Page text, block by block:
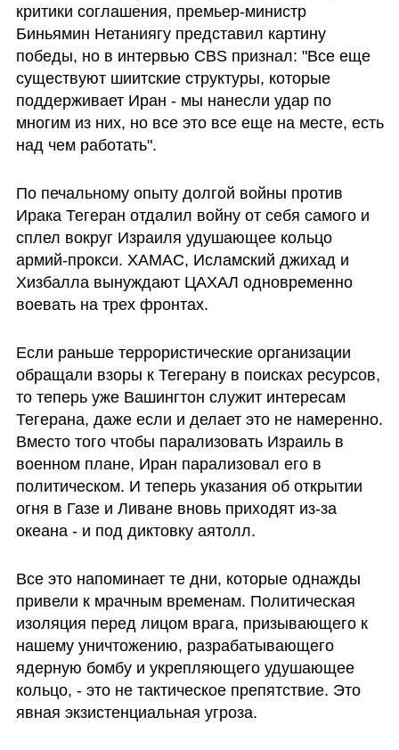
критики соглашения, премьер-министр
Биньямин Нетаниягу представил картину
победы, но в интервью CBS признал: "Все еще
существуют шиитские структуры, которые
поддерживает Иран - мы нанесли удар по
многим из них, но все это все еще на месте, есть
над чем работать".
По печальному опыту долгой войны против
Ирака Тегеран отдалил войну от себя самого и
сплел вокруг Израиля удушающее кольцо
армий-прокси. ХАМАС, Исламский джихад и
Хизбалла вынуждают ЦАХАЛ одновременно
воевать на трех фронтах.
Если раньше террористические организации
обращали взоры к Тегерану в поисках ресурсов,
то теперь уже Вашингтон служит интересам
Тегерана, даже если и делает это не намеренно.
Вместо того чтобы парализовать Израиль в
военном плане, Иран парализовал его в
политическом. И теперь указания об открытии
огня в Газе и Ливане вновь приходят из-за
океана - и под диктовку аятолл.
Все это напоминает те дни, которые однажды
привели к мрачным временам. Политическая
изоляция перед лицом врага, призывающего к
нашему уничтожению, разрабатывающего
ядерную бомбу и укрепляющего удушающее
кольцо, - это не тактическое препятствие. Это
явная экзистенциальная угроза.